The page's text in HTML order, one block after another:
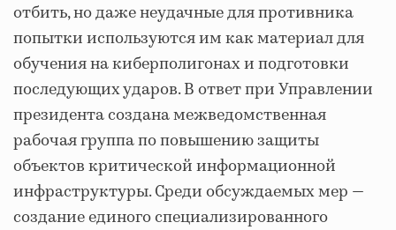
отбить, но даже неудачные для противника
попытки используются им как материал для
обучения на киберполигонах и подготовки
последующих ударов. В ответ при Управлении
президента создана межведомственная
рабочая группа по повышению защиты
объектов критической информационной
инфраструктуры. Среди обсуждаемых мер —
создание единого специализированного